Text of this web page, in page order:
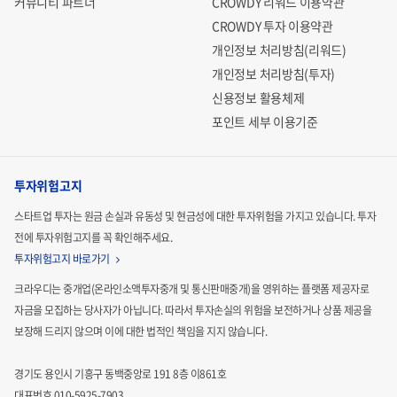
CROWDY 투자 이용약관
개인정보 처리방침(리워드)
개인정보 처리방침(투자)
신용정보 활용체제
포인트 세부 이용기준
투자위험고지
스타트업 투자는 원금 손실과 유동성 및 현금성에 대한 투자위험을 가지고 있습니다.투자
전에 투자위험고지를 꼭 확인해주세요.
투자위험고지 바로가기
크라우디는 중개업(온라인소액투자중개 및 통신판매중개)을 영위하는 플랫폼 제공자로
자금을 모집하는당사자가 아닙니다. 따라서 투자손실의 위험을 보전하거나 상품 제공을
보장해 드리지 않으며 이에 대한 법적인 책임을 지지 않습니다.
경기도 용인시 기흥구 동백중앙로 191 8층 이861호